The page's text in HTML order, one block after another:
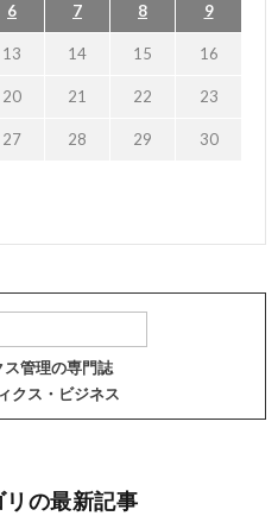
6 7 8 9
13 14 15 16
20 21 22 23
27 28 29 30
ス管理の専門誌
クス・ビジネス
リの最新記事